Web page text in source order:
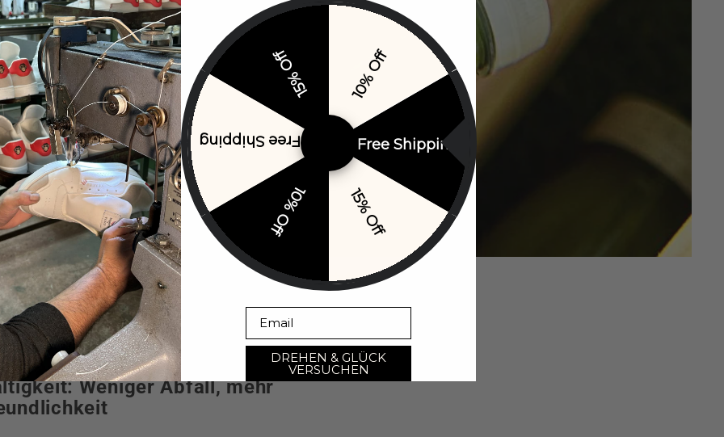
sich – und damit auch die Materialien, aus denen unsere Schuhe bestehen.
Leder für viele Jahrzehnte der Standard für gute Qualität war, setzen inzwischen
auf nachhaltige Alternativen. Eine davon ist Obstleder, ein innovatives veganes
Resten von Trauben, Orangen und Äpfeln sowie einigen weiteren Früchten
warum ist Obstleder die Zukunft der Sneaker? Hier sind 5 Gründe im Überblick!
Weniger Abfall, mehr
10% Off
Free Shipping
15% Off
10% Off
Free Shipping
15% Off
DREHEN & GLÜCK
VERSUCHEN